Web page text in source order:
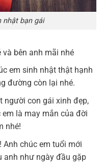
nhật bạn gái
và bên anh mãi nhé
em sinh nhật thật hạnh
đường còn lại nhé.
người con gái xinh đẹp,
là may mắn của đời
nhé!
Anh chúc em tuổi mới
anh như ngày đầu gặp